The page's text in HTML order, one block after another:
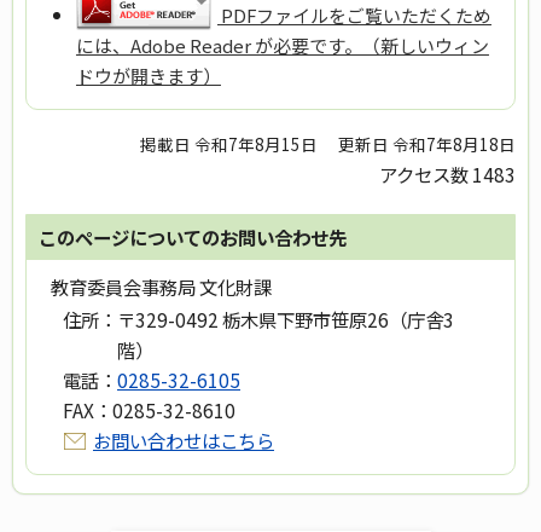
PDFファイルをご覧いただくため
には、Adobe Reader が必要です。（新しいウィン
ドウが開きます）
掲載日 令和7年8月15日 更新日 令和7年8月18日
アクセス数1483
このページについてのお問い合わせ先
教育委員会事務局 文化財課
住所： 〒329-0492 栃木県下野市笹原26（庁舎3
階）
電話： 0285-32-6105
FAX： 0285-32-8610
お問い合わせはこちら